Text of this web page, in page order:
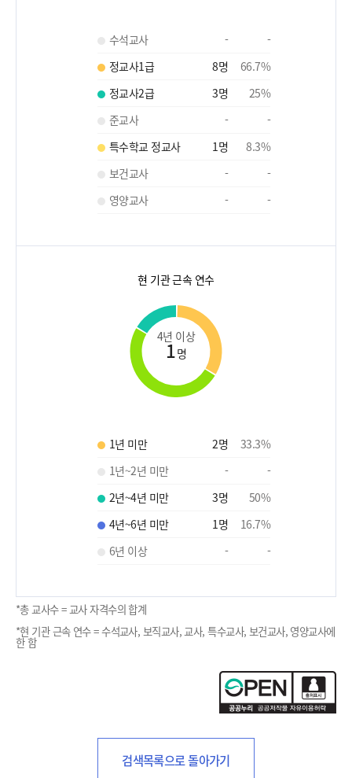
수석교사 -
-
정교사1급
8명 66.7%
정교사2급
3명 25%
준교사
-
-
특수학교 정교사
1명 8.3%
보건교사
-
-
영양교사
- -
현 기관 근속 연수
4년 이상
1명
1년 미만 2명 33.3%
1년~2년 미만
-
-
2년~4년 미만
3명 50%
4년~6년 미만
1명 16.7%
6년 이상
- -
*총 교사수 = 교사 자격수의 합계
*현 기관 근속 연수 = 수석교사, 보직교사, 교사, 특수교사, 보건교사, 영양교사에
한 함
검색목록으로 돌아가기